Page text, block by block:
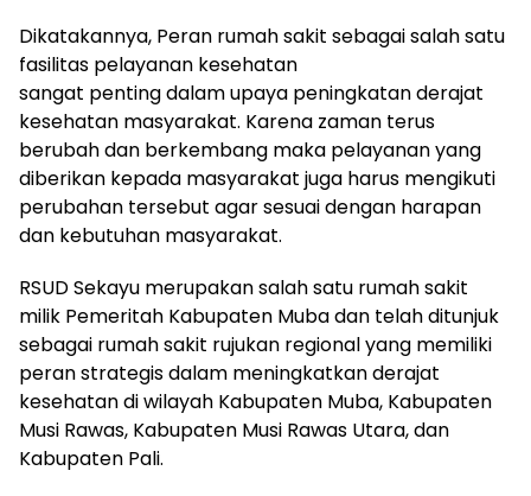
Dikatakannya, Peran rumah sakit sebagai salah satu
fasilitas pelayanan kesehatan
sangat penting dalam upaya peningkatan derajat
kesehatan masyarakat. Karena zaman terus
berubah dan berkembang maka pelayanan yang
diberikan kepada masyarakat juga harus mengikuti
perubahan tersebut agar sesuai dengan harapan
dan kebutuhan masyarakat.
RSUD Sekayu merupakan salah satu rumah sakit
milik Pemeritah Kabupaten Muba dan telah ditunjuk
sebagai rumah sakit rujukan regional yang memiliki
peran strategis dalam meningkatkan derajat
kesehatan di wilayah Kabupaten Muba, Kabupaten
Musi Rawas, Kabupaten Musi Rawas Utara, dan
Kabupaten Pali.